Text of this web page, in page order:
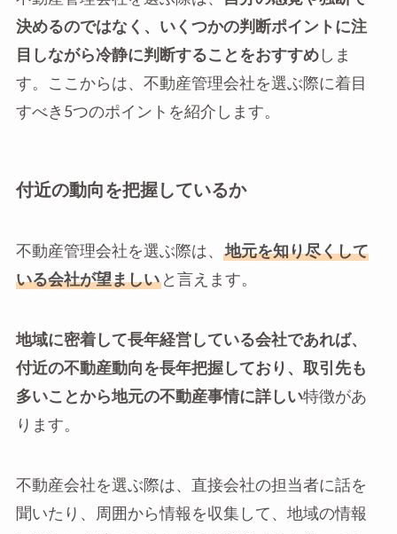
決めるのではなく、いくつかの判断ポイントに注
目しながら冷静に判断することをおすすめしま
す。ここからは、不動産管理会社を選ぶ際に着目
すべき5つのポイントを紹介します。
付近の動向を把握しているか
不動産管理会社を選ぶ際は、
地元を知り尽くして
いる会社が望ましいと言えます。
地域に密着して長年経営している会社であれば、
付近の不動産動向を長年把握しており、取引先も
多いことから地元の不動産事情に詳しい特徴があ
ります。
不動産会社を選ぶ際は、直接会社の担当者に話を
聞いたり、周囲から情報を収集して、地域の情報